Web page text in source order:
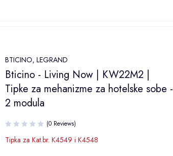
BTICINO,LEGRAND
Bticino - Living Now | KW22M2 |
Tipke za mehanizme za hotelske sobe -
2 modula
(0 Reviews)
Tipka za Kat.br. K4549 i K4548